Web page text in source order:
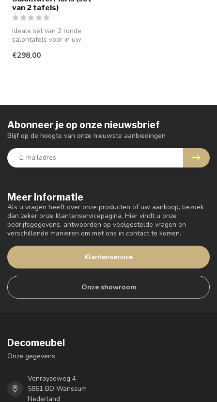
van 2 tafels)
Ideale set van 2 ronde
salontafels voor in uw
heeft om ...
€298,00
Meer informatie
Als u vragen heeft over onze producten of uw aankoop, bezoek
dan zeker onze klantenservicepagina. Hier vindt u onze
bedrijfsgegevens, antwoorden op veelgestelde vragen en
verschillende manieren om met ons in contact te komen.
Klantenservice
Onze showroom
Abonneer je op onze nieuwsbrief
Blijf op de hoogte van onze nieuwste aanbiedingen
Decomeubel
Onze gegevens
Venrayseweg 4
5861 BD Wanssum
Nederland